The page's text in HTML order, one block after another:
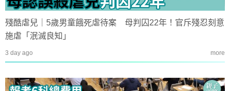
殘酷虐兒｜5歲男童餓死虐待案 母判囚22年！官斥殘忍刻意
施虐「泯滅良知」
3 day ago more